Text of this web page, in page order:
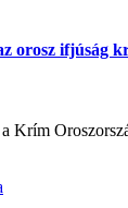
orosz ifjúság
Krím